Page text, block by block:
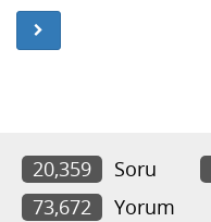
20,359 Soru
73,672
Yorum